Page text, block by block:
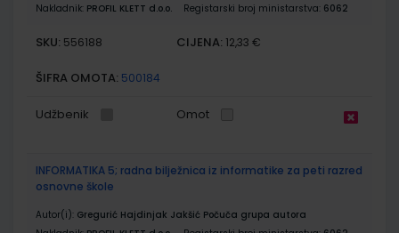
Nakladnik: PROFIL KLETT d.o.o. Registarski broj ministarstva: 6062
SKU: 556188 CIJENA: 12,33 €
ŠIFRA OMOTA: 500184
Udžbenik Omot
INFORMATIKA 5; radna bilježnica iz informatike za peti razred
osnovne škole
Autor(i): Gregurić Hajdinjak Jakšić Počuča grupa autora